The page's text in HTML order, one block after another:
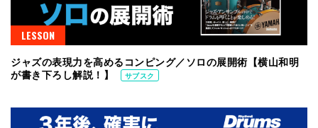
LESSON
ジャズの表現力を高めるコンピング／ソロの展開術【横山和明
が書き下ろし解説！】
サブスク